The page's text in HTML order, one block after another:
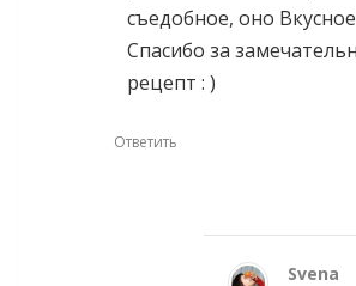
съедобное, оно
Спасибо за
рецепт : )
Ответить
Svena